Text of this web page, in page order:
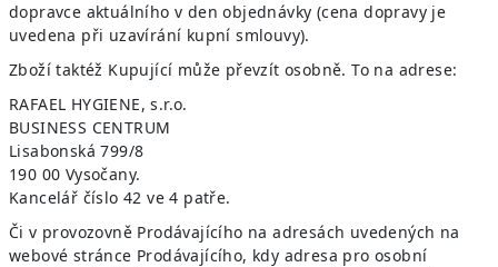
dopravce aktuálního v den objednávky (cena dopravy je
uvedena při uzavírání kupní smlouvy).
Zboží taktéž Kupující může převzít osobně. To na adrese:
RAFAEL HYGIENE, s.r.o.
BUSINESS CENTRUM
Lisabonská 799/8
190 00 Vysočany.
Kancelář číslo 42 ve 4 patře.
Či v provozovně Prodávajícího na adresách uvedených na
webové stránce Prodávajícího, kdy adresa pro osobní